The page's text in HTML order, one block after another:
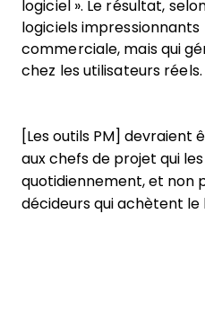
logiciel ». Le résultat,
logiciels
commerciale, mais qui
chez les utilisateurs réels.
[Les outils PM] devraient
aux chefs de projet qui
quotidiennement, et non
décideurs qui achètent le